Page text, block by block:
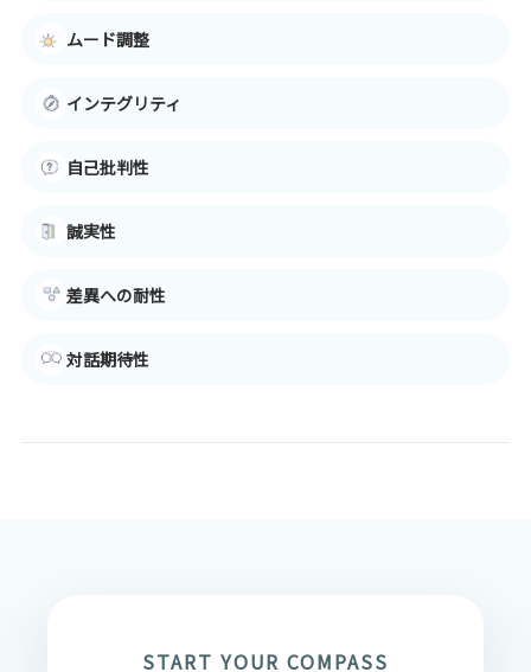
ムード調整
インテグリティ
自己批判性
誠実性
差異への耐性
対話期待性
START YOUR COMPASS